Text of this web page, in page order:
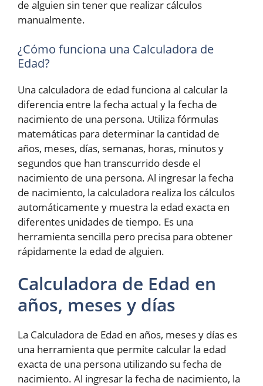
de alguien sin tener que realizar cálculos
manualmente.
¿Cómo funciona una Calculadora de
Edad?
Una calculadora de edad funciona al calcular la
diferencia entre la fecha actual y la fecha de
nacimiento de una persona. Utiliza fórmulas
matemáticas para determinar la cantidad de
años, meses, días, semanas, horas, minutos y
segundos que han transcurrido desde el
nacimiento de una persona. Al ingresar la fecha
de nacimiento, la calculadora realiza los cálculos
automáticamente y muestra la edad exacta en
diferentes unidades de tiempo. Es una
herramienta sencilla pero precisa para obtener
rápidamente la edad de alguien.
Calculadora de Edad en
años, meses y días
La Calculadora de Edad en años, meses y días es
una herramienta que permite calcular la edad
exacta de una persona utilizando su fecha de
nacimiento. Al ingresar la fecha de nacimiento, la